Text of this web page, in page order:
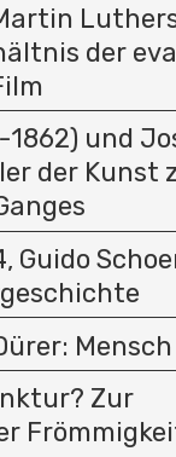
der
1862) und
der Kunst
Guido
Zur